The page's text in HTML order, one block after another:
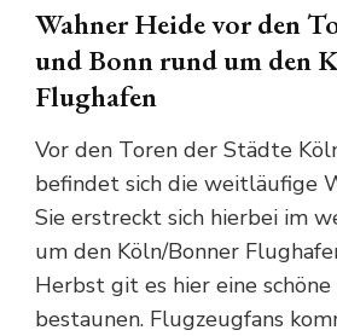
Wahner Heide vor den
und Bonn rund um den
Flughafen
Vor den Toren der Städte
befindet sich die weitläufige
Sie erstreckt sich hierbei im
um den Köln/Bonner
Herbst git es hier eine
bestaunen. Flugzeugfans